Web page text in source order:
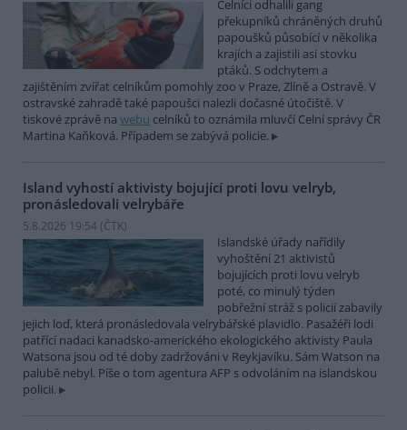
Celníci odhalili gang
překupníků chráněných druhů
papoušků působící v několika
krajích a zajistili asi stovku
ptáků. S odchytem a
zajištěním zvířat celníkům pomohly zoo v Praze, Zlíně a Ostravě. V
ostravské zahradě také papoušci nalezli dočasné útočiště. V
tiskové zprávě na webu celníků to oznámila mluvčí Celní správy ČR
Martina Kaňková. Případem se zabývá policie.
Island vyhostí aktivisty bojující proti lovu velryb,
pronásledovali velrybáře
5.8.2026 19:54 (ČTK)
Islandské úřady nařídily
vyhoštění 21 aktivistů
bojujících proti lovu velryb
poté, co minulý týden
pobřežní stráž s policií zabavily
jejich loď, která pronásledovala velrybářské plavidlo. Pasažéři lodi
patřící nadaci kanadsko-amerického ekologického aktivisty Paula
Watsona jsou od té doby zadržováni v Reykjavíku. Sám Watson na
palubě nebyl. Píše o tom agentura AFP s odvoláním na islandskou
policii.